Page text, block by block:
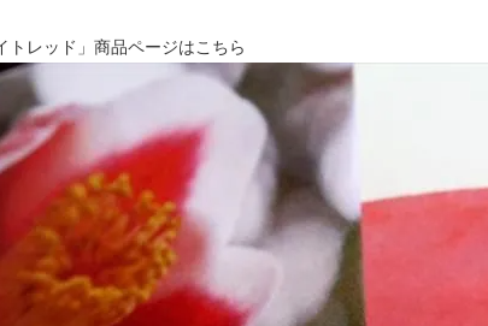
レッド」商品ページはこちら